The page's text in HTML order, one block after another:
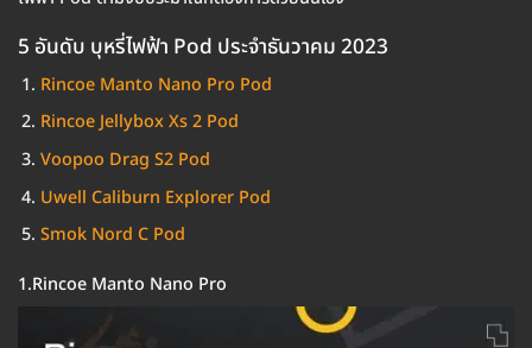
5 อันดับ บุหรี่ไฟฟ้า Pod ประจำธันวาคม 2023
Rincoe Manto Nano Pro Pod
Rincoe Jellybox Xs 2 Pod
Voopoo Drag S2 Pod
Uwell Caliburn Explorer Pod
Smok Nord C Pod
1.Rincoe Manto Nano Pro